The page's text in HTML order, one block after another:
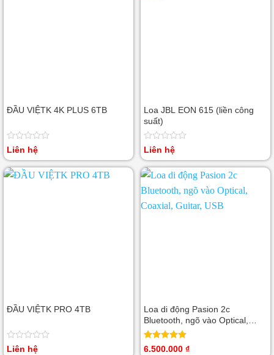
ĐẦU VIỆTK 4K PLUS 6TB
Được
hạng
0
Liên hệ
Loa JBL EON 615 (liền công
suất)
Được
hạng
0
sao
Liên hệ
ĐẦU VIỆTK PRO 4TB
Được
Liên hệ
Loa di động Pasion 2c
Bluetooth, ngõ vào Optical,
Coaxial, Guitar, USB
Được xếp
6.500.000 ₫